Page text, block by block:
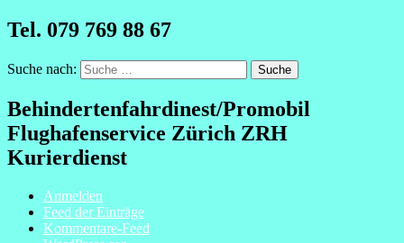
Tel. 079 769 88 67
Suche nach:
Behindertenfahrdinest/Promobil
Flughafenservice Zürich ZRH
Kurierdienst
Anmelden
Feed der Einträge
Kommentare-Feed